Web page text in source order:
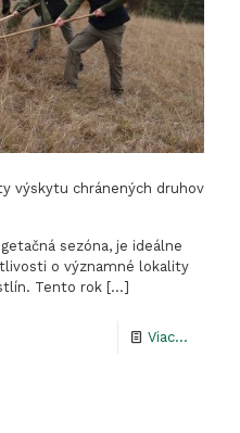
výskytu chránených druhov
sezóna, je ideálne
o významné lokality
Tento rok […]
Viac...